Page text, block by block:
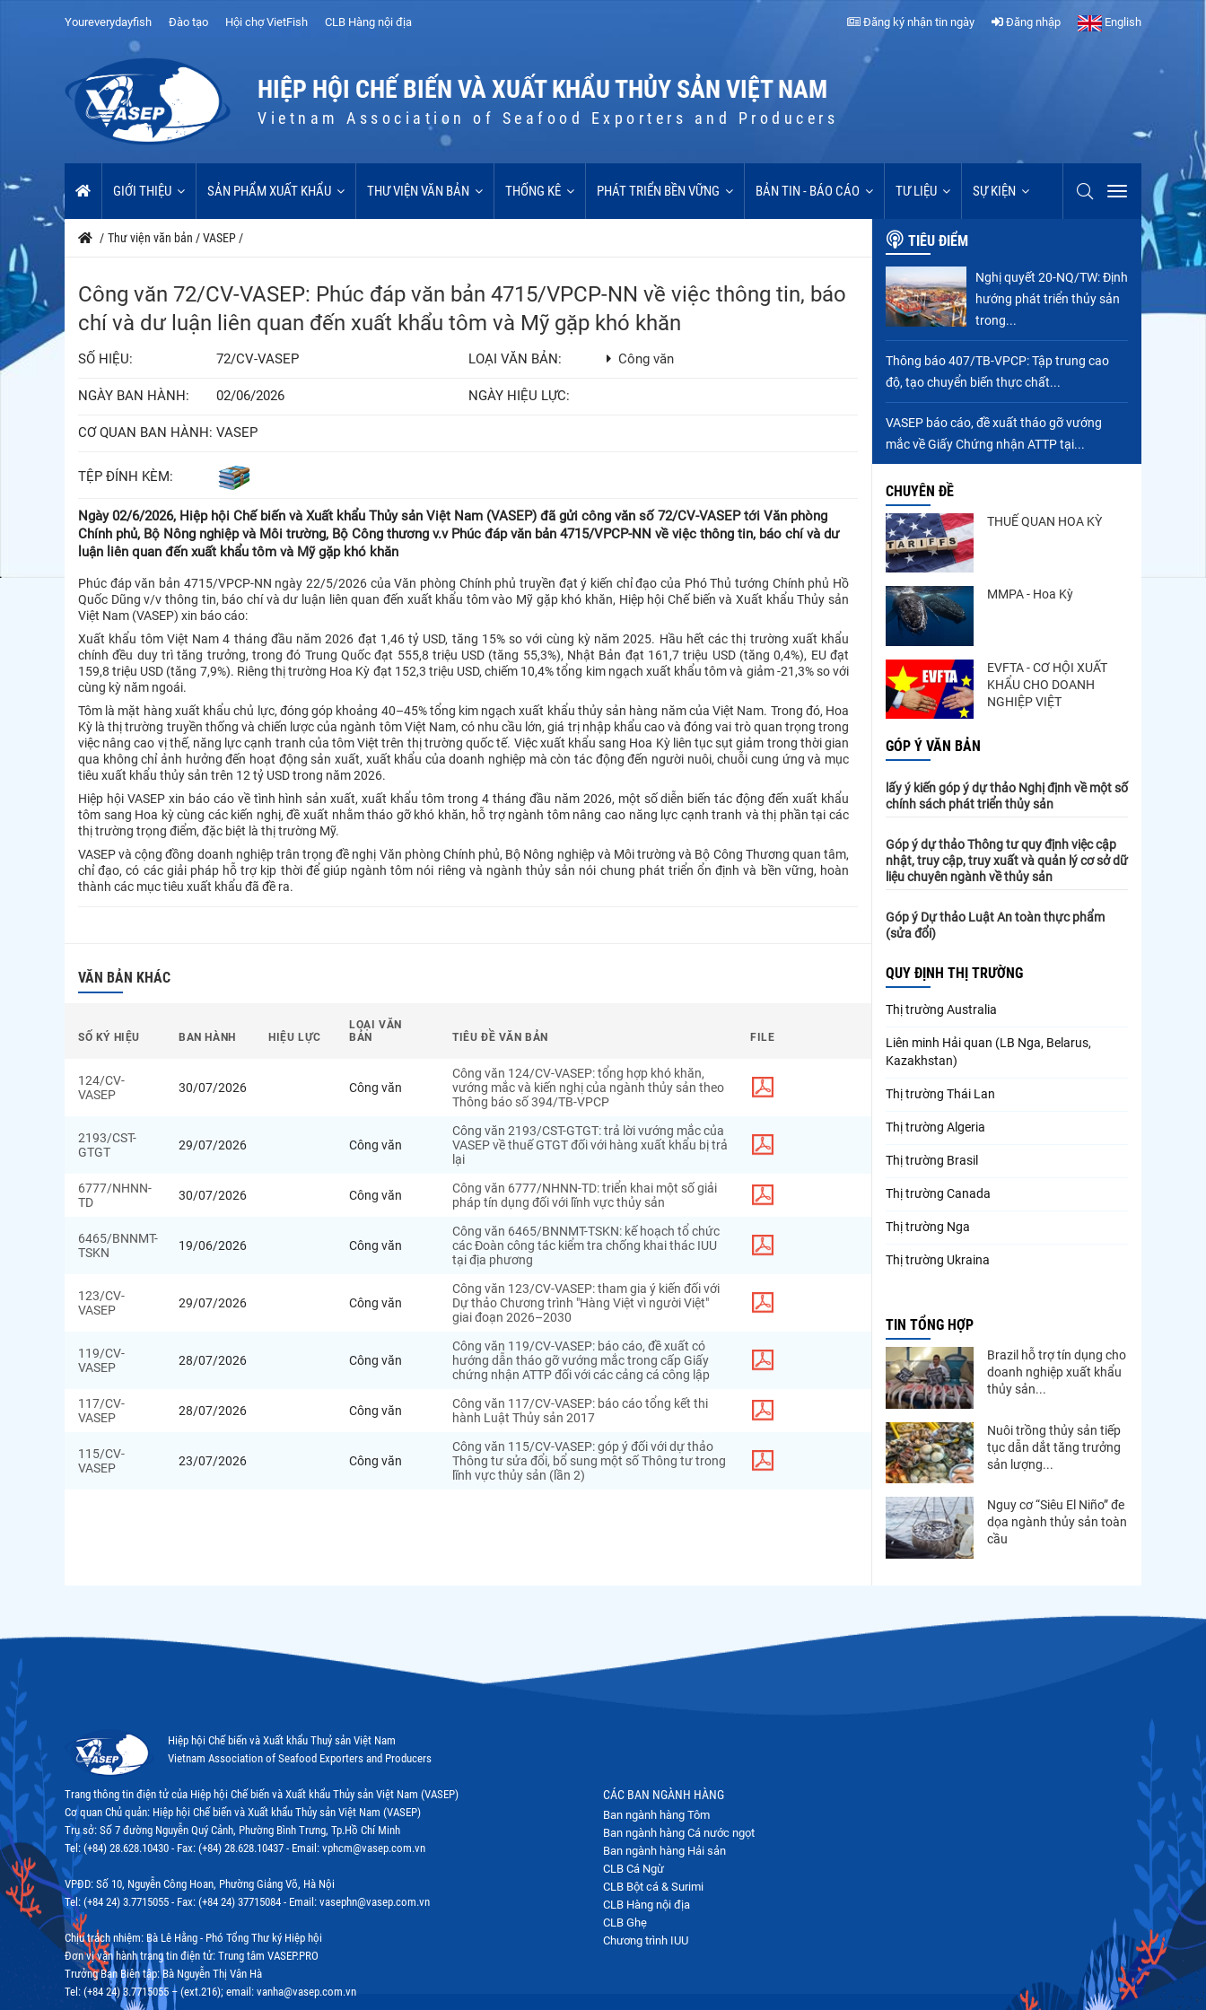
Youreverydayfish Đào tạo Hội chợ VietFish CLB Hàng nội địa Đăng ký nhận tin ngày Đăng nhập English
HIỆP HỘI CHẾ BIẾN VÀ XUẤT KHẨU THỦY SẢN VIỆT NAM
Vietnam Association of Seafood Exporters and Producers
GIỚI THIỆU SẢN PHẨM XUẤT KHẨU THƯ VIỆN VĂN BẢN THỐNG KÊ PHÁT TRIỂN BỀN VỮNG BẢN TIN - BÁO CÁO TƯ LIỆU SỰ KIỆN
/ Thư viện văn bản /VASEP /
Công văn 72/CV-VASEP: Phúc đáp văn bản 4715/VPCP-NN về việc thông tin, báo
chí và dư luận liên quan đến xuất khẩu tôm và Mỹ gặp khó khăn
SỐ HIỆU: 72/CV-VASEP LOẠI VĂN BẢN: Công văn
NGÀY BAN HÀNH: 02/06/2026 NGÀY HIỆU LỰC:
CƠ QUAN BAN HÀNH: VASEP
TỆP ĐÍNH KÈM:
Ngày 02/6/2026, Hiệp hội Chế biến và Xuất khẩu Thủy sản Việt Nam (VASEP) đã gửi công văn số 72/CV-VASEP tới Văn phòng
Chính phủ, Bộ Nông nghiệp và Môi trường, Bộ Công thương v.v Phúc đáp văn bản 4715/VPCP-NN về việc thông tin, báo chí và dư
luận liên quan đến xuất khẩu tôm và Mỹ gặp khó khăn
Phúc đáp văn bản 4715/VPCP-NN ngày 22/5/2026 của Văn phòng Chính phủ truyền đạt ý kiến chỉ đạo của Phó Thủ tướng Chính phủ Hồ
Quốc Dũng v/v thông tin, báo chí và dư luận liên quan đến xuất khẩu tôm vào Mỹ gặp khó khăn, Hiệp hội Chế biến và Xuất khẩu Thủy sản
Việt Nam (VASEP) xin báo cáo:
Xuất khẩu tôm Việt Nam 4 tháng đầu năm 2026 đạt 1,46 tỷ USD, tăng 15% so với cùng kỳ năm 2025. Hầu hết các thị trường xuất khẩu
chính đều duy trì tăng trưởng, trong đó Trung Quốc đạt 555,8 triệu USD (tăng 55,3%), Nhật Bản đạt 161,7 triệu USD (tăng 0,4%), EU đạt
159,8 triệu USD (tăng 7,9%). Riêng thị trường Hoa Kỳ đạt 152,3 triệu USD, chiếm 10,4% tổng kim ngạch xuất khẩu tôm và giảm -21,3% so với
cùng kỳ năm ngoái.
Tôm là mặt hàng xuất khẩu chủ lực, đóng góp khoảng 40–45% tổng kim ngạch xuất khẩu thủy sản hàng năm của Việt Nam. Trong đó, Hoa
Kỳ là thị trường truyền thống và chiến lược của ngành tôm Việt Nam, có nhu cầu lớn, giá trị nhập khẩu cao và đóng vai trò quan trọng trong
việc nâng cao vị thế, năng lực cạnh tranh của tôm Việt trên thị trường quốc tế. Việc xuất khẩu sang Hoa Kỳ liên tục sụt giảm trong thời gian
qua không chỉ ảnh hưởng đến hoạt động sản xuất, xuất khẩu của doanh nghiệp mà còn tác động đến người nuôi, chuỗi cung ứng và mục
tiêu xuất khẩu thủy sản trên 12 tỷ USD trong năm 2026.
Hiệp hội VASEP xin báo cáo về tình hình sản xuất, xuất khẩu tôm trong 4 tháng đầu năm 2026, một số diễn biến tác động đến xuất khẩu
tôm sang Hoa kỳ cùng các kiến nghị, đề xuất nhằm tháo gỡ khó khăn, hỗ trợ ngành tôm nâng cao năng lực cạnh tranh và thị phần tại các
thị trường trọng điểm, đặc biệt là thị trường Mỹ.
VASEP và cộng đồng doanh nghiệp trân trọng đề nghị Văn phòng Chính phủ, Bộ Nông nghiệp và Môi trường và Bộ Công Thương quan tâm,
chỉ đạo, có các giải pháp hỗ trợ kịp thời để giúp ngành tôm nói riêng và ngành thủy sản nói chung phát triển ổn định và bền vững, hoàn
thành các mục tiêu xuất khẩu đã đề ra.
VĂN BẢN KHÁC
SỐ KÝ HIỆU BAN HÀNH HIỆU LỰC
LOẠI VĂN
BẢN
TIÊU ĐỀ VĂN BẢN FILE
124/CV-
VASEP
30/07/2026 Công văn
Công văn 124/CV-VASEP: tổng hợp khó khăn,
vướng mắc và kiến nghị của ngành thủy sản theo
Thông báo số 394/TB-VPCP
2193/CST-
GTGT
29/07/2026 Công văn
Công văn 2193/CST-GTGT: trả lời vướng mắc của
VASEP về thuế GTGT đối với hàng xuất khẩu bị trả
lại
6777/NHNN-
TD
30/07/2026 Công văn
Công văn 6777/NHNN-TD: triển khai một số giải
pháp tín dụng đối với lĩnh vực thủy sản
6465/BNNMT-
TSKN
19/06/2026 Công văn
Công văn 6465/BNNMT-TSKN: kế hoạch tổ chức
các Đoàn công tác kiểm tra chống khai thác IUU
tại địa phương
123/CV-
VASEP
29/07/2026 Công văn
Công văn 123/CV-VASEP: tham gia ý kiến đối với
Dự thảo Chương trình "Hàng Việt vì người Việt"
giai đoạn 2026–2030
119/CV-
VASEP
28/07/2026 Công văn
Công văn 119/CV-VASEP: báo cáo, đề xuất có
hướng dẫn tháo gỡ vướng mắc trong cấp Giấy
chứng nhận ATTP đối với các cảng cá công lập
117/CV-
VASEP
28/07/2026 Công văn
Công văn 117/CV-VASEP: báo cáo tổng kết thi
hành Luật Thủy sản 2017
115/CV-
VASEP
23/07/2026 Công văn
Công văn 115/CV-VASEP: góp ý đối với dự thảo
Thông tư sửa đổi, bổ sung một số Thông tư trong
lĩnh vực thủy sản (lần 2)
TIÊU ĐIỂM
Nghị quyết 20-NQ/TW: Định
hướng phát triển thủy sản
trong...
Thông báo 407/TB-VPCP: Tập trung cao
độ, tạo chuyển biến thực chất...
VASEP báo cáo, đề xuất tháo gỡ vướng
mắc về Giấy Chứng nhận ATTP tại...
CHUYÊN ĐỀ
THUẾ QUAN HOA KỲ
MMPA - Hoa Kỳ
EVFTA - CƠ HỘI XUẤT
KHẨU CHO DOANH
NGHIỆP VIỆT
GÓP Ý VĂN BẢN
lấy ý kiến góp ý dự thảo Nghị định về một số
chính sách phát triển thủy sản
Góp ý dự thảo Thông tư quy định việc cập
nhật, truy cập, truy xuất và quản lý cơ sở dữ
liệu chuyên ngành về thủy sản
Góp ý Dự thảo Luật An toàn thực phẩm
(sửa đổi)
QUY ĐỊNH THỊ TRƯỜNG
Thị trường Australia
Liên minh Hải quan (LB Nga, Belarus,
Kazakhstan)
Thị trường Thái Lan
Thị trường Algeria
Thị trường Brasil
Thị trường Canada
Thị trường Nga
Thị trường Ukraina
Thị trường Trung Quốc
Thị trường Papua New Guinea
Thị trường New Zealand
Thị trường Đài Loan
Thị trường Hàn Quốc
Thị trường EU
Thị trường Nhật Bản
TIN TỔNG HỢP
Brazil hỗ trợ tín dụng cho
doanh nghiệp xuất khẩu
thủy sản...
Nuôi trồng thủy sản tiếp
tục dẫn dắt tăng trưởng
sản lượng...
Nguy cơ “Siêu El Niño” đe
dọa ngành thủy sản toàn
cầu
Hiệp hội Chế biến và Xuất khẩu Thuỷ sản Việt Nam
Vietnam Association of Seafood Exporters and Producers
Trang thông tin điện tử của Hiệp hội Chế biến và Xuất khẩu Thủy sản Việt Nam (VASEP)
Cơ quan Chủ quản: Hiệp hội Chế biến và Xuất khẩu Thủy sản Việt Nam (VASEP)
Trụ sở: Số 7 đường Nguyễn Quý Cảnh, Phường Bình Trưng, Tp.Hồ Chí Minh
Tel: (+84) 28.628.10430 - Fax: (+84) 28.628.10437 - Email: vphcm@vasep.com.vn
VPĐD: Số 10, Nguyễn Công Hoan, Phường Giảng Võ, Hà Nội
Tel: (+84 24) 3.7715055 - Fax: (+84 24) 37715084 - Email: vasephn@vasep.com.vn
Chịu trách nhiệm: Bà Lê Hằng - Phó Tổng Thư ký Hiệp hội
Đơn vị vận hành trang tin điện tử: Trung tâm VASEP.PRO
Trưởng Ban Biên tập: Bà Nguyễn Thị Vân Hà
Tel: (+84 24) 3.7715055 – (ext.216); email: vanha@vasep.com.vn
CÁC BAN NGÀNH HÀNG
Ban ngành hàng Tôm
Ban ngành hàng Cá nước ngọt
Ban ngành hàng Hải sản
CLB Cá Ngừ
CLB Bột cá & Surimi
CLB Hàng nội địa
CLB Ghẹ
Chương trình IUU